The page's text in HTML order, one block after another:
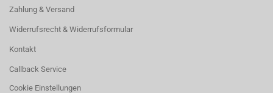
Zahlung & Versand
Widerrufsrecht & Widerrufsformular
Kontakt
Callback Service
Cookie Einstellungen